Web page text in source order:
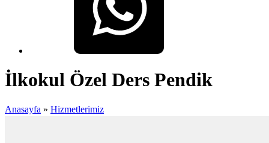
İlkokul Özel Ders Pendik
Anasayfa » Hizmetlerimiz